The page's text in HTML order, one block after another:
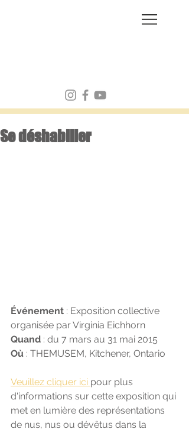
Se déshabiller
Événement : Exposition collective
organisée par Virginia Eichhorn
Quand : du 7 mars au 31 mai 2015
Où : THEMUSEM, Kitchener, Ontario
Veuillez cliquer ici pour plus
d'informations sur cette exposition qui
met en lumière des représentations
de nus, nus ou dévêtus dans la